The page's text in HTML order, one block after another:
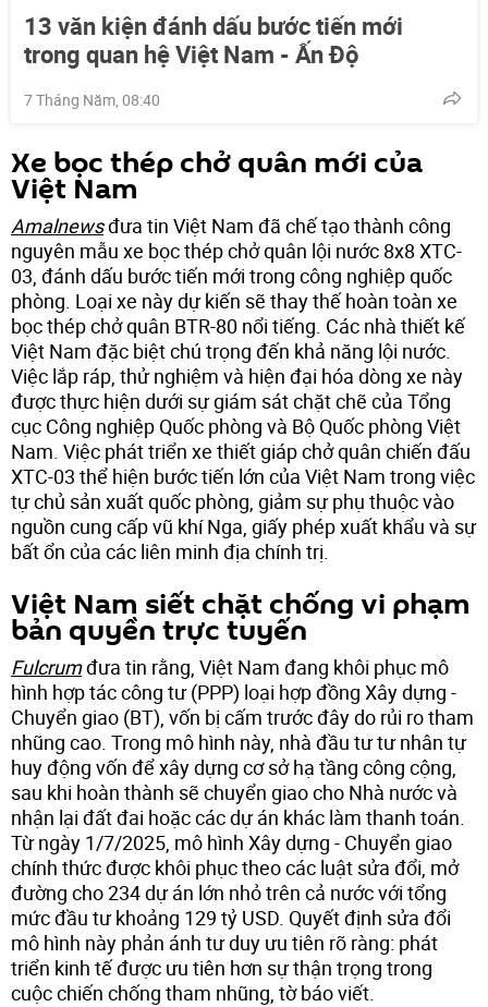
13 văn kiện đánh dấu bước tiến mới
trong quan hệ Việt Nam - Ấn Độ
7 Tháng Năm, 08:40
Xe bọc thép chở quân mới của
Việt Nam
Amalnewsđưa tin Việt Nam đã chế tạo thành công
nguyên mẫu xe bọc thép chở quân lội nước 8x8 XTC-
03, đánh dấu bước tiến mới trong công nghiệp quốc
phòng. Loại xe này dự kiến ​​sẽ thay thế hoàn toàn xe
bọc thép chở quân BTR-80 nổi tiếng. Các nhà thiết kế
Việt Nam đặc biệt chú trọng đến khả năng lội nước.
Việc lắp ráp, thử nghiệm và hiện đại hóa dòng xe này
được thực hiện dưới sự giám sát chặt chẽ của Tổng
cục Công nghiệp Quốc phòng và Bộ Quốc phòng Việt
Nam. Việc phát triển xe thiết giáp chở quân chiến đấu
XTC-03 thể hiện bước tiến lớn của Việt Nam trong việc
tự chủ sản xuất quốc phòng, giảm sự phụ thuộc vào
nguồn cung cấp vũ khí Nga, giấy phép xuất khẩu và sự
bất ổn của các liên minh địa chính trị.
Việt Nam siết chặt chống vi phạm
bản quyền trực tuyến
Fulcrumđưa tin rằng, Việt Nam đang khôi phục mô
hình hợp tác công tư (PPP) loại hợp đồng Xây dựng -
Chuyển giao (BT), vốn bị cấm trước đây do rủi ro tham
nhũng cao. Trong mô hình này, nhà đầu tư tư nhân tự
huy động vốn để xây dựng cơ sở hạ tầng công cộng,
sau khi hoàn thành sẽ chuyển giao cho Nhà nước và
nhận lại đất đai hoặc các dự án khác làm thanh toán.
Từ ngày 1/7/2025, mô hình Xây dựng - Chuyển giao
chính thức được khôi phục theo các luật sửa đổi, mở
đường cho 234 dự án lớn nhỏ trên cả nước với tổng
mức đầu tư khoảng 129 tỷ USD. Quyết định sửa đổi
mô hình này phản ánh tư duy ưu tiên rõ ràng: phát
triển kinh tế được ưu tiên hơn sự thận trọng trong
cuộc chiến chống tham nhũng, tờ báo viết.